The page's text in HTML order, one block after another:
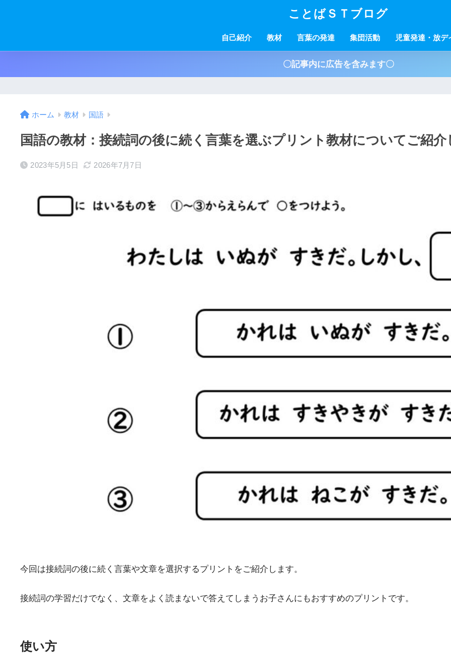
ことばＳＴブログ
自己紹介 教材 言葉の発達 集団活動 児童発達・放デ
〇記事内に広告を含みます〇
ホーム 教材 国語
国語の教材：接続詞の後に続く言葉を選ぶプリント教材についてご紹介
2023年5月5日 2026年7月7日
今回は接続詞の後に続く言葉や文章を選択するプリントをご紹介します。
接続詞の学習だけでなく、文章をよく読まないで答えてしまうお子さんにもおすすめのプリントです。
使い方